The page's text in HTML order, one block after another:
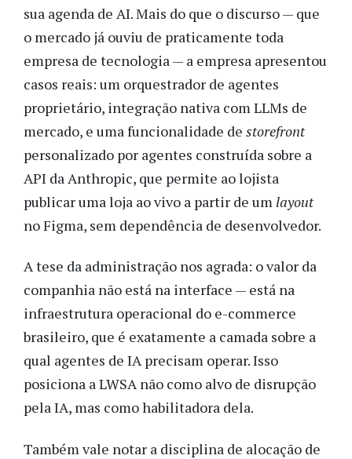
sua agenda de AI. Mais do que o discurso — que
o mercado já ouviu de praticamente toda
empresa de tecnologia — a empresa apresentou
casos reais: um orquestrador de agentes
proprietário, integração nativa com LLMs de
mercado, e uma funcionalidade de storefront
personalizado por agentes construída sobre a
API da Anthropic, que permite ao lojista
publicar uma loja ao vivo a partir de um layout
no Figma, sem dependência de desenvolvedor.
A tese da administração nos agrada: o valor da
companhia não está na interface — está na
infraestrutura operacional do e-commerce
brasileiro, que é exatamente a camada sobre a
qual agentes de IA precisam operar. Isso
posiciona a LWSA não como alvo de disrupção
pela IA, mas como habilitadora dela.
Também vale notar a disciplina de alocação de